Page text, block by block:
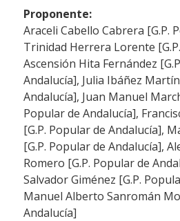
Proponente:
Araceli Cabello Cabrera [G.P.
Trinidad Herrera Lorente
Ascensión Hita Fernández
Andalucía], Julia Ibáñez
Andalucía], Juan Manuel
Popular de Andalucía],
[G.P. Popular de Andalucía],
[G.P. Popular de Andalucía],
Romero [G.P. Popular de
Salvador Giménez [G.P.
Manuel Alberto Sanromán
Andalucía]